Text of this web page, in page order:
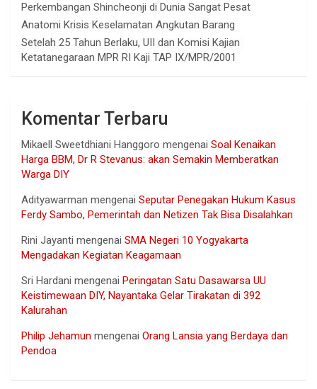
Perkembangan Shincheonji di Dunia Sangat Pesat
Anatomi Krisis Keselamatan Angkutan Barang
Setelah 25 Tahun Berlaku, UII dan Komisi Kajian
Ketatanegaraan MPR RI Kaji TAP IX/MPR/2001
Komentar Terbaru
Mikaell Sweetdhiani Hanggoro mengenai Soal Kenaikan
Harga BBM, Dr R Stevanus: akan Semakin Memberatkan
Warga DIY
Adityawarman mengenai Seputar Penegakan Hukum Kasus
Ferdy Sambo, Pemerintah dan Netizen Tak Bisa Disalahkan
Rini Jayanti mengenai SMA Negeri 10 Yogyakarta
Mengadakan Kegiatan Keagamaan
Sri Hardani mengenai Peringatan Satu Dasawarsa UU
Keistimewaan DIY, Nayantaka Gelar Tirakatan di 392
Kalurahan
Philip Jehamun mengenai Orang Lansia yang Berdaya dan
Pendoa